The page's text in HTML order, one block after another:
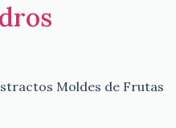
Moldes de Frutas